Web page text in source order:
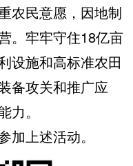
农民意愿，因地制
。牢牢守住18亿亩
设施和高标准农田
备攻关和推广应
力。
上述活动。